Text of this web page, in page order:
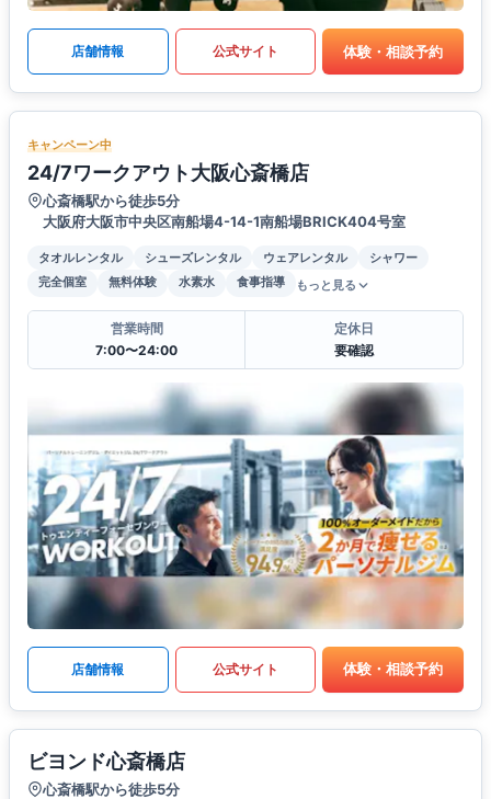
店舗情報 公式サイト 体験・相談予約
キャンペーン中
24/7ワークアウト大阪心斎橋店
心斎橋駅から徒歩5分
大阪府大阪市中央区南船場4-14-1南船場BRICK404号室
タオルレンタル シューズレンタル ウェアレンタル
シャワー
完全個室
無料体験 水素水 食事指導 もっと見る
営業時間
7:00〜24:00
定休日
要確認
店舗情報 公式サイト 体験・相談予約
ビヨンド心斎橋店
心斎橋駅から徒歩5分